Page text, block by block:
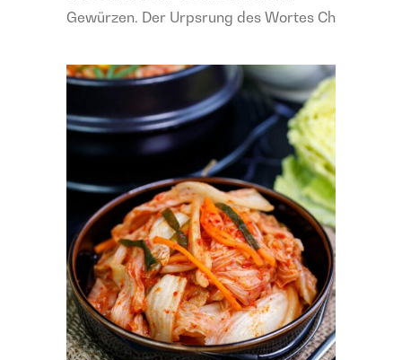
Gewürzen. Der Urpsrung des Wortes Ch